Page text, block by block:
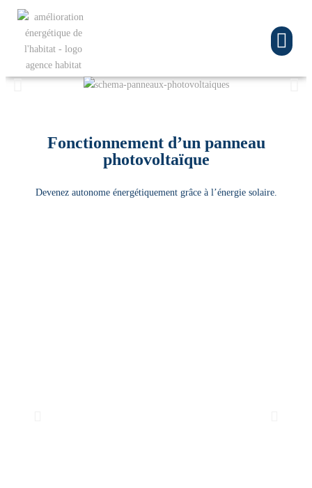
Fonctionnement d’un panneau
photovoltaïque
Devenez autonome énergétiquement grâce à l’énergie solaire.